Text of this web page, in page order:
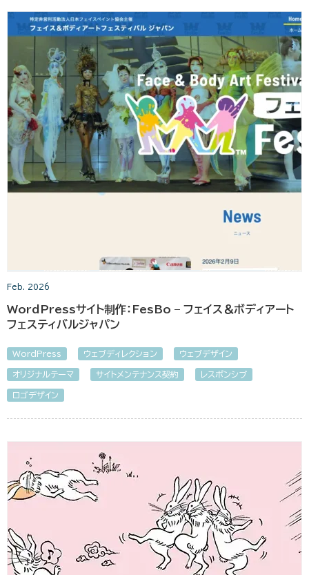
Feb. 2026
WordPressサイト制作：FesBo – フェイス＆ボディアート
フェスティバルジャパン
WordPress ウェブディレクション ウェブデザイン
オリジナルテーマ サイトメンテナンス契約 レスポンシブ
ロゴデザイン